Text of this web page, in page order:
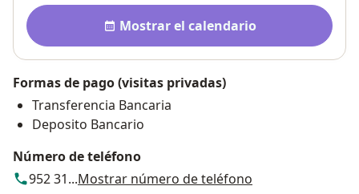
Disponibilidad
Mostrar el calendario
Formas de pago (visitas privadas)
Transferencia Bancaria
Deposito Bancario
Número de teléfono
952 31...Mostrar número de teléfono